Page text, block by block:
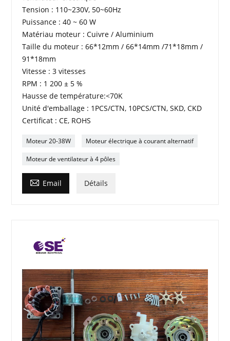
Tension : 110~230V, 50~60Hz
Puissance : 40 ~ 60 W
Matériau moteur : Cuivre / Aluminium
Taille du moteur : 66*12mm / 66*14mm /71*18mm /
91*18mm
Vitesse : 3 vitesses
RPM : 1 200 ± 5 %
Hausse de température:<70K
Unité d'emballage : 1PCS/CTN, 10PCS/CTN, SKD, CKD
Certificat : CE, ROHS
Moteur 20-38W Moteur électrique à courant alternatif
Moteur de ventilateur à 4 pôles
 Email Détails